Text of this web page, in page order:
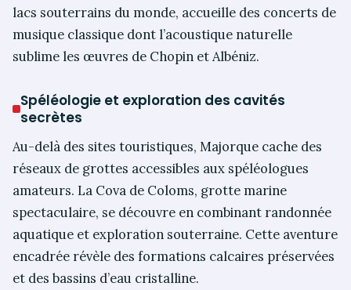
lacs souterrains du monde, accueille des concerts de
musique classique dont l’acoustique naturelle
sublime les œuvres de Chopin et Albéniz.
Spéléologie et exploration des cavités
secrètes
Au-delà des sites touristiques, Majorque cache des
réseaux de grottes accessibles aux spéléologues
amateurs. La Cova de Coloms, grotte marine
spectaculaire, se découvre en combinant randonnée
aquatique et exploration souterraine. Cette aventure
encadrée révèle des formations calcaires préservées
et des bassins d’eau cristalline.